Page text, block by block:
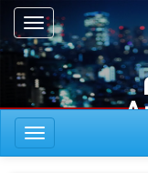
ناوبری
ناوبری